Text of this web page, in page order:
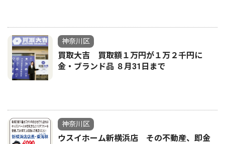
神奈川区
買取大吉 買取額１万円が１万２千円に
金・ブランド品 ８月31日まで
神奈川区
ウスイホーム新横浜店 その不動産、即金